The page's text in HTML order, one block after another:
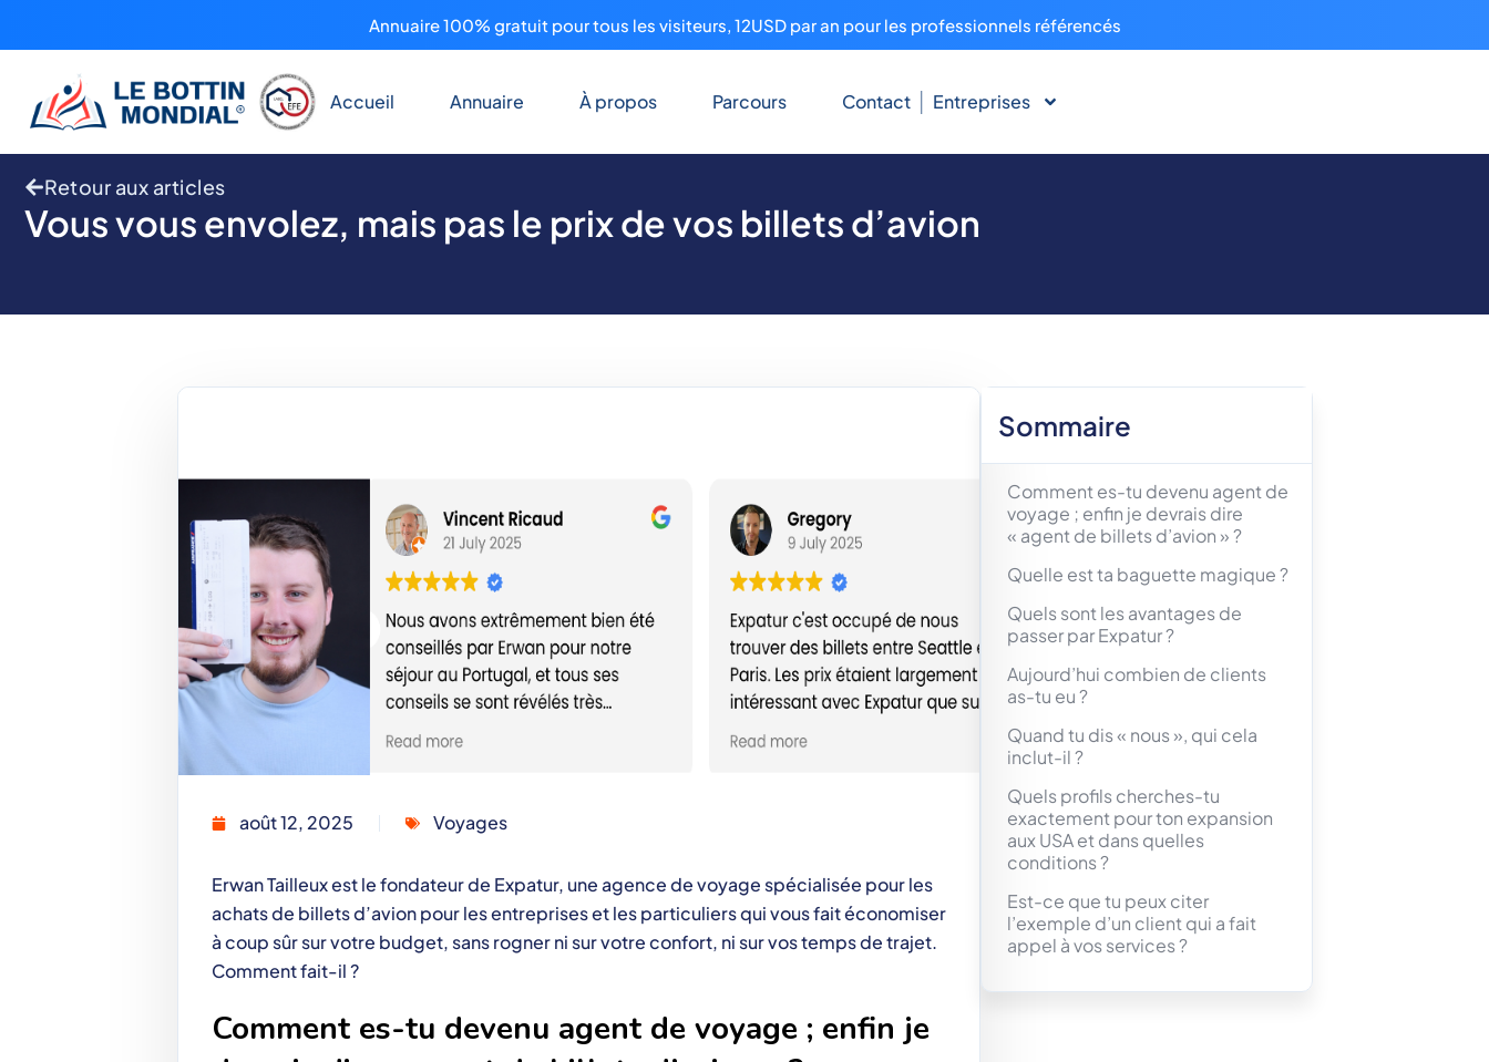
Annuaire 100% gratuit pour tous les visiteurs, 12USD par an pour les professionnels référencés
Accueil Annuaire À propos Parcours Contact Entreprises
Retour aux articles
Vous vous envolez, mais pas le prix de vos billets d’avion
août 12, 2025 Voyages
Erwan Tailleux est le fondateur de Expatur, une agence de voyage spécialisée pour les
achats de billets d’avion pour les entreprises et les particuliers qui vous fait économiser
à coup sûr sur votre budget, sans rogner ni sur votre confort, ni sur vos temps de trajet.
Comment fait-il ?
Comment es-tu devenu agent de voyage ; enfin je
Sommaire
Comment es-tu devenu agent de
voyage ; enfin je devrais dire
« agent de billets d’avion » ?
Quelle est ta baguette magique ?
Quels sont les avantages de
passer par Expatur ?
Aujourd’hui combien de clients
as-tu eu ?
Quand tu dis « nous », qui cela
inclut-il ?
Quels profils cherches-tu
exactement pour ton expansion
aux USA et dans quelles
conditions ?
Est-ce que tu peux citer
l’exemple d’un client qui a fait
appel à vos services ?